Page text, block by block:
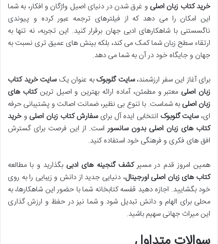
خرید کتاب زبان اصلی و غرق شدن در دنیای اصیل واژگان و افکار، به شما
این امکان را می دهد که از فیلترهای ترجمه عبور کرده و پیوندی
ناگسستنی با شاهکارهای ادبی جهان برقرار کنید. این تجربه، نه تنها به
ارتقاء سطح زبان شما کمک می کند، بلکه بینش های عمیق تری نسبت به
جهان و جایگاه خود در آن به شما می دهد.
برای آغاز این سفر ارزشمند،سایت گلوبوکبه عنوان یکسایت خرید کتاب
زبان اصلی معتبر و مطمئن، آماده ارائه بهترین و اصیل ترینکتاب های
زبان اصلی به شماست. با تنوع بی نظیر، ضمانت اصالت و پشتیبانی حرفه
ای،سایت گلوبوک انتخابی ایده آل برایسفارش کتاب زبان اصلی وخرید
کتاب های زبان اصلی بدون سانسوراست. از این فرصت برای گسترش
افق های فکری و فرهنگی خود استفاده کنید.
همین امروز قدم در مسیرکشف گنجینه های ادبی بگذارید و با مطالعه
کتاب های زبان اصلی اورجینال، دنیایی جدید از دانش و زیبایی را به روی
خود بگشایید. اجازه دهید قفسه کتابخانه شما با حضور این شاهکارها، به
محلی برای الهام و دانش تبدیل شود و شما نیز در حفظ و ارزش گذاری
این میراث جهانی سهیم باشید.